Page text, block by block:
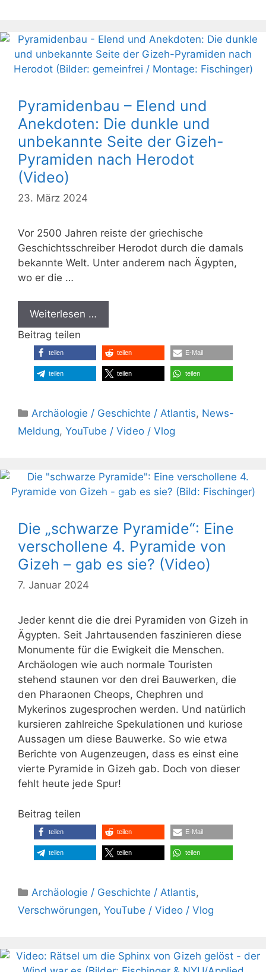
Pyramidenbau – Elend und
Anekdoten: Die dunkle und
unbekannte Seite der Gizeh-
Pyramiden nach Herodot
(Video)
23. März 2024
Vor 2500 Jahren reiste der griechische
Geschichtsschreiber Herodot durch die damals
bekannte Welt. Unter anderem nach Ägypten,
wo er die …
Weiterlesen …
Beitrag teilen
teilen teilen E-Mail
teilen teilen teilen
Kategorien
Archäologie / Geschichte / Atlantis, News-
Meldung, YouTube / Video / Vlog
Die „schwarze Pyramide“: Eine
verschollene 4. Pyramide von
Gizeh – gab es sie? (Video)
7. Januar 2024
Jeder kennt die die drei Pyramiden von Gizeh in
Ägypten. Seit Jahrtausenden faszinieren diese
Monumente für die Ewigkeit die Menschen.
Archäologen wie auch normale Touristen
stehend staunen vor den drei Bauwerken, die
den Pharaonen Cheops, Chephren und
Mykerinos zugesprochen werden. Und natürlich
kursieren zahlreiche Spekulationen und kuriose
Aussagen um diese Bauwerke. So wie etwa
Berichte von Augenzeugen, dass es einst eine
vierte Pyramide in Gizeh gab. Doch von dieser
fehlt heute jede Spur!
Beitrag teilen
teilen teilen E-Mail
teilen teilen teilen
Kategorien
Archäologie / Geschichte / Atlantis,
Verschwörungen, YouTube / Video / Vlog